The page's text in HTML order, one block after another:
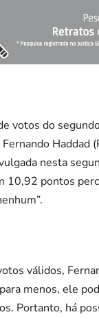
votos do
nesta
10,92 pontos
válidos,
menos, ele
Portanto, há